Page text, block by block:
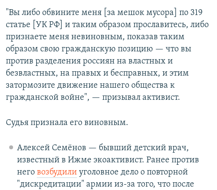
"Вы либо обвините меня [за мешок мусора] по 319
статье [УК РФ] и таким образом прославитесь, либо
признаете меня невиновным, показав таким
образом свою гражданскую позицию — что вы
против разделения россиян на властных и
безвластных, на правых и бесправных, и этим
затормозите движение нашего общества к
гражданской войне", — призывал активист.
Судья признала его виновным.
Алексей Семёнов — бывший детский врач,
известный в Ижме экоактивист. Ранее против
него возбудилиуголовное дело о повторной
"дискредитации" армии из-за того, что после